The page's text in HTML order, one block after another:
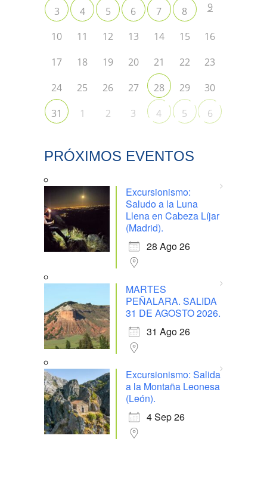
3
4 5 6 7 8 9
10 11 12 13 14 15
16
17
18 19 20 21 22
23
24
25 26 27 28 29
30
31
1 2 3 4 5 6
PRÓXIMOS EVENTOS
Excursionismo:
Saludo a la Luna
Llena en Cabeza Líjar
(Madrid).
28 Ago 26
MARTES
PEÑALARA. SALIDA
31 DE AGOSTO 2026.
31 Ago 26
Excursionismo: Salida
a la Montaña Leonesa
(León).
4 Sep 26